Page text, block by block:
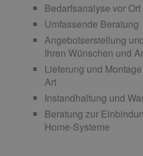
Bedarfsanalyse vor Ort
Umfassende Beratung
Angebotserstellung
Ihren Wünschen und
Lieferung und
Art
Instandhaltung und
Beratung zur
Home-Systeme